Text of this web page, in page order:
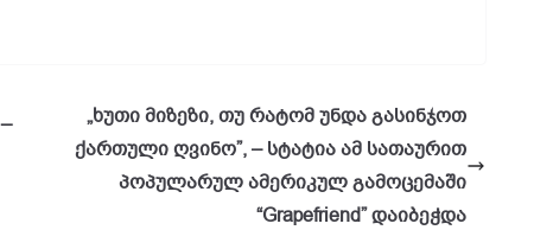
„ხუთი მიზეზი, თუ რატომ უნდა გასინჯოთ
ქართული ღვინო”, – სტატია ამ სათაურით
პოპულარულ ამერიკულ გამოცემაში
“Grapefriend” დაიბეჭდა